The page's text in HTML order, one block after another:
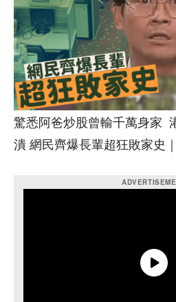
驚悉阿爸炒股曾輸千萬身家
潰 網民齊爆長輩超狂敗家史